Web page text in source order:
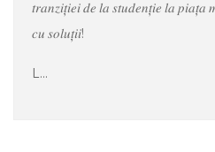
𝑡𝑟𝑎𝑛𝑧𝑖𝑡̦𝑖𝑒𝑖 𝑑𝑒 𝑙𝑎 𝑠𝑡𝑢𝑑𝑒𝑛𝑡̦𝑖𝑒 𝑙𝑎
𝑐𝑢 𝑠𝑜𝑙𝑢𝑡̦𝑖𝑖!
L...